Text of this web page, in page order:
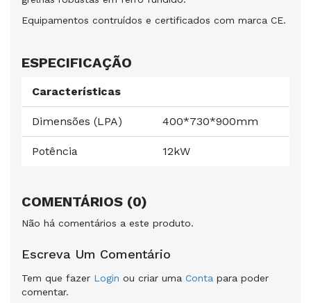
Equipamentos contruídos e certificados com marca CE.
ESPECIFICAÇÃO
Características
Dimensões (LPA) 400*730*900mm
Potência 12kW
COMENTÁRIOS (0)
Não há comentários a este produto.
Escreva Um Comentário
Tem que fazer Login ou criar uma Conta para poder
comentar.